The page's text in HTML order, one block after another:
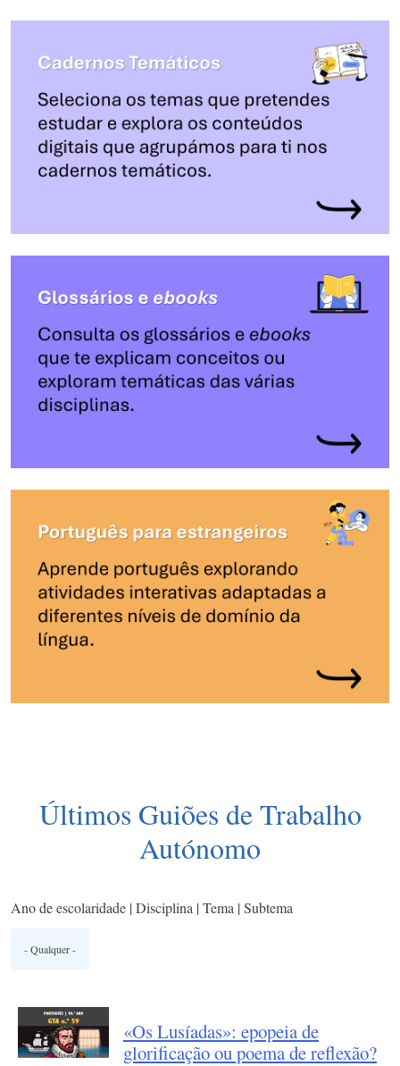
Últimos Guiões de Trabalho
Autónomo
Ano de escolaridade | Disciplina | Tema | Subtema
«Os Lusíadas»: epopeia de
glorificação ou poema de reflexão?